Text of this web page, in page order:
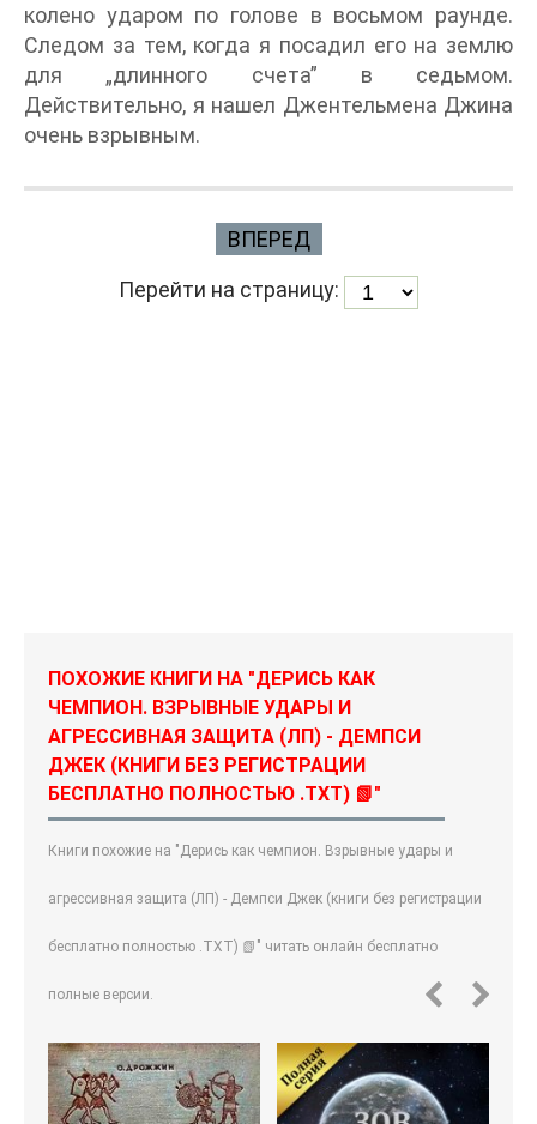
колено ударом по голове в восьмом раунде.
Следом за тем, когда я посадил его на землю
для „длинного счета” в седьмом.
Действительно, я нашел Джентельмена Джина
очень взрывным.
ВПЕРЕД
Перейти на страницу:
ПОХОЖИЕ КНИГИ НА "ДЕРИСЬ КАК
ЧЕМПИОН. ВЗРЫВНЫЕ УДАРЫ И
АГРЕССИВНАЯ ЗАЩИТА (ЛП) - ДЕМПСИ
ДЖЕК (КНИГИ БЕЗ РЕГИСТРАЦИИ
БЕСПЛАТНО ПОЛНОСТЬЮ .TXT) 📗"
Книги похожие на "Дерись как чемпион. Взрывные удары и
агрессивная защита (ЛП) - Демпси Джек (книги без регистрации
бесплатно полностью .TXT) 📗" читать онлайн бесплатно
полные версии.